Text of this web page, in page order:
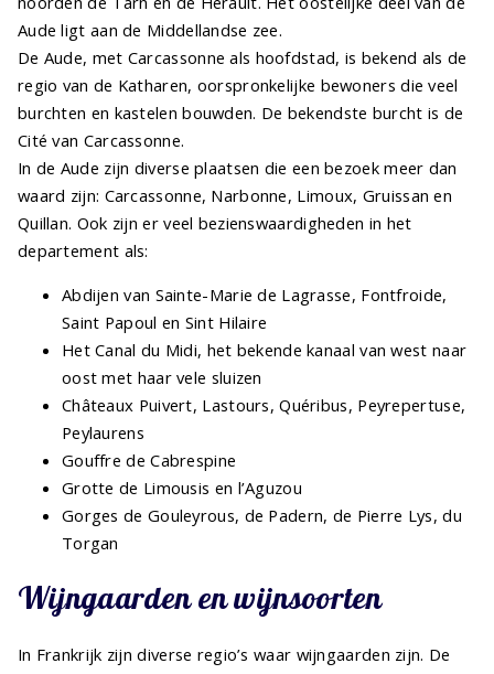
Aude ligt aan de Middellandse zee.
De Aude, met Carcassonne als hoofdstad, is bekend als de
regio van de Katharen, oorspronkelijke bewoners die veel
burchten en kastelen bouwden. De bekendste burcht is de
Cité van Carcassonne.
In de Aude zijn diverse plaatsen die een bezoek meer dan
waard zijn: Carcassonne, Narbonne, Limoux, Gruissan en
Quillan. Ook zijn er veel bezienswaardigheden in het
departement als:
Abdijen van Sainte-Marie de Lagrasse, Fontfroide,
Saint Papoul en Sint Hilaire
Het Canal du Midi, het bekende kanaal van west naar
oost met haar vele sluizen
Châteaux Puivert, Lastours, Quéribus, Peyrepertuse,
Peylaurens
Gouffre de Cabrespine
Grotte de Limousis en l’Aguzou
Gorges de Gouleyrous, de Padern, de Pierre Lys, du
Torgan
Wijngaarden en wijnsoorten
In Frankrijk zijn diverse regio’s waar wijngaarden zijn. De